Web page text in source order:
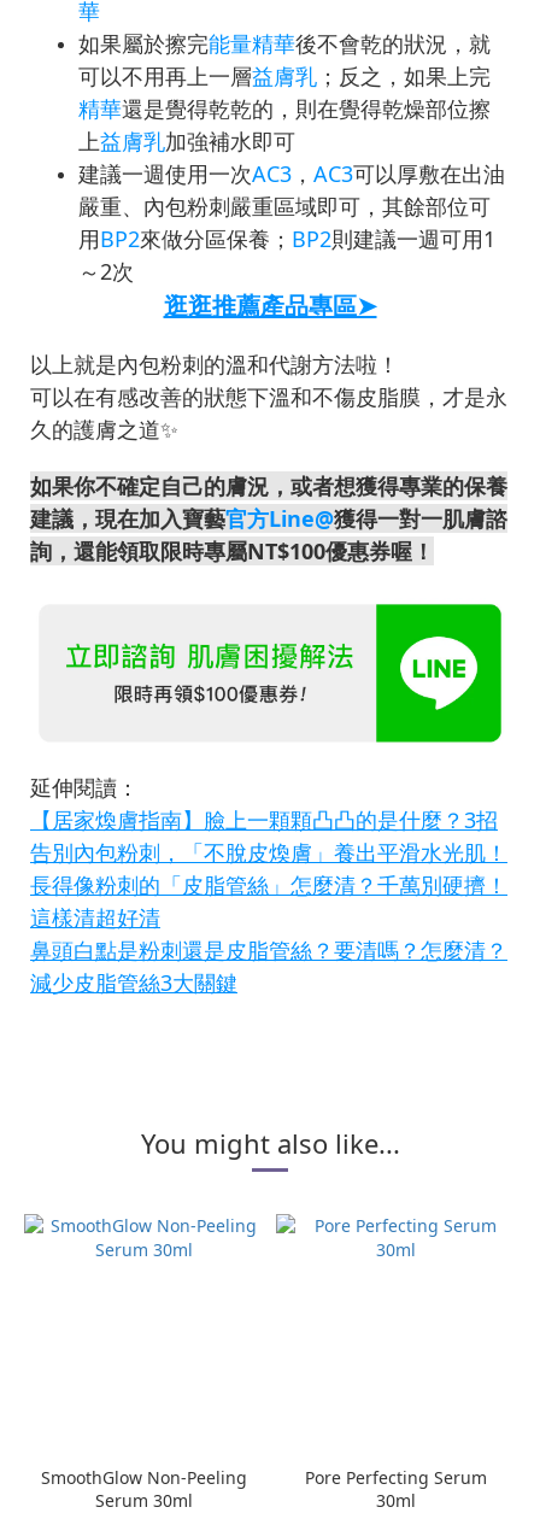
華
如果屬於擦完能量精華後不會乾的狀況，就
可以不用再上一層益膚乳 ；反之，如果上完
精華還是覺得乾乾的，則在覺得乾燥部位擦
上益膚乳加強補水即可
建議一週使用一次AC3 ， AC3可以厚敷在出油
嚴重、內包粉刺嚴重區域即可，其餘部位可
用BP2來做分區保養； BP2則建議一週可用1
～2次
逛逛推薦產品專區➤
以上就是內包粉刺的溫和代謝方法啦！
可以在有感改善的狀態下溫和不傷皮脂膜，才是永
久的護膚之道✨
如果你不確定自己的膚況，或者想獲得專業的保養
建議，現在加入寶藝官方Line@獲得一對一肌膚諮
詢，還能領取限時專屬NT$100優惠券喔！
延伸閱讀：
【居家煥膚指南】臉上一顆顆凸凸的是什麼？3招
告別內包粉刺，「不脫皮煥膚」養出平滑水光肌！
長得像粉刺的「皮脂管絲」怎麼清？千萬別硬擠！
這樣清超好清
鼻頭白點是粉刺還是皮脂管絲？要清嗎？怎麼清？
減少皮脂管絲3大關鍵
You might also like...
SmoothGlow Non-Peeling
Serum 30ml
Pore Perfecting Serum
30ml